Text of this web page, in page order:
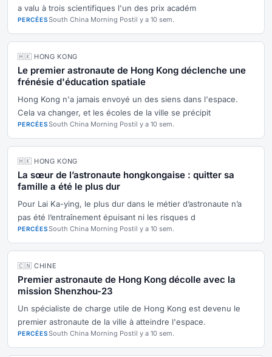
a valu à trois scientifiques l'un des prix académ
PERCÉESSouth China Morning Postil y a 10 sem.
🇭🇰 HONG KONG
Le premier astronaute de Hong Kong déclenche une
frénésie d'éducation spatiale
Hong Kong n'a jamais envoyé un des siens dans l'espace.
Cela va changer, et les écoles de la ville se précipit
PERCÉESSouth China Morning Postil y a 10 sem.
🇭🇰 HONG KONG
La sœur de l’astronaute hongkongaise : quitter sa
famille a été le plus dur
Pour Lai Ka-ying, le plus dur dans le métier d’astronaute n’a
pas été l’entraînement épuisant ni les risques d
PERCÉESSouth China Morning Postil y a 10 sem.
🇨🇳 CHINE
Premier astronaute de Hong Kong décolle avec la
mission Shenzhou-23
Un spécialiste de charge utile de Hong Kong est devenu le
premier astronaute de la ville à atteindre l'espace.
PERCÉESSouth China Morning Postil y a 10 sem.